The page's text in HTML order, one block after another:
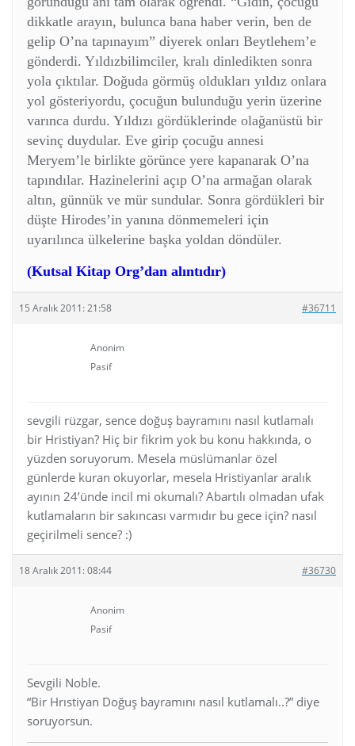
dikkatle arayın, bulunca bana haber verin, ben de
gelip O’na tapınayım” diyerek onları Beytlehem’e
gönderdi. Yıldızbilimciler, kralı dinledikten sonra
yola çıktılar. Doğuda görmüş oldukları yıldız onlara
yol gösteriyordu, çocuğun bulunduğu yerin üzerine
varınca durdu. Yıldızı gördüklerinde olağanüstü bir
sevinç duydular. Eve girip çocuğu annesi
Meryem’le birlikte görünce yere kapanarak O’na
tapındılar. Hazinelerini açıp O’na armağan olarak
altın, günnük ve mür sundular. Sonra gördükleri bir
düşte Hirodes’in yanına dönmemeleri için
uyarılınca ülkelerine başka yoldan döndüler.
(Kutsal Kitap Org’dan alıntıdır)
15 Aralık 2011: 21:58 #36711
Anonim
Pasif
sevgili rüzgar, sence doğuş bayramını nasıl kutlamalı
bir Hristiyan? Hiç bir fikrim yok bu konu hakkında, o
yüzden soruyorum. Mesela müslümanlar özel
günlerde kuran okuyorlar, mesela Hristiyanlar aralık
ayının 24’ünde incil mi okumalı? Abartılı olmadan ufak
kutlamaların bir sakıncası varmıdır bu gece için? nasıl
geçirilmeli sence? :)
18 Aralık 2011: 08:44 #36730
Anonim
Pasif
Sevgili Noble.
“Bir Hrıstiyan Doğuş bayramını nasıl kutlamalı..?” diye
soruyorsun.